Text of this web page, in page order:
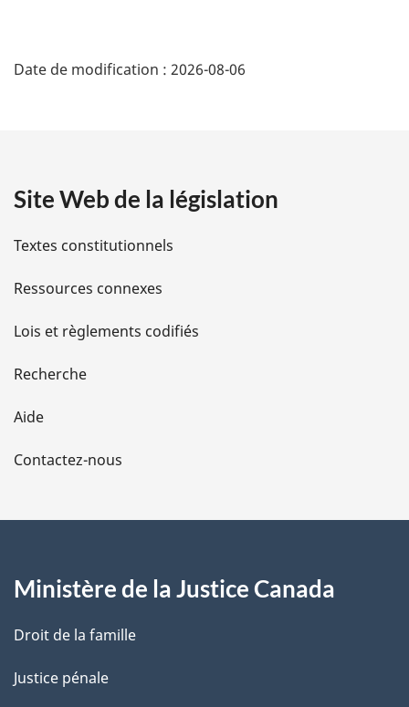
é
i
l
s
d
e
l
a
e
Date de modification : 2026-08-06
Site Web de la législation
Textes constitutionnels
Ressources connexes
Lois et règlements codifiés
Recherche
Aide
Contactez-nous
Ministère de la Justice Canada
Droit de la famille
Justice pénale